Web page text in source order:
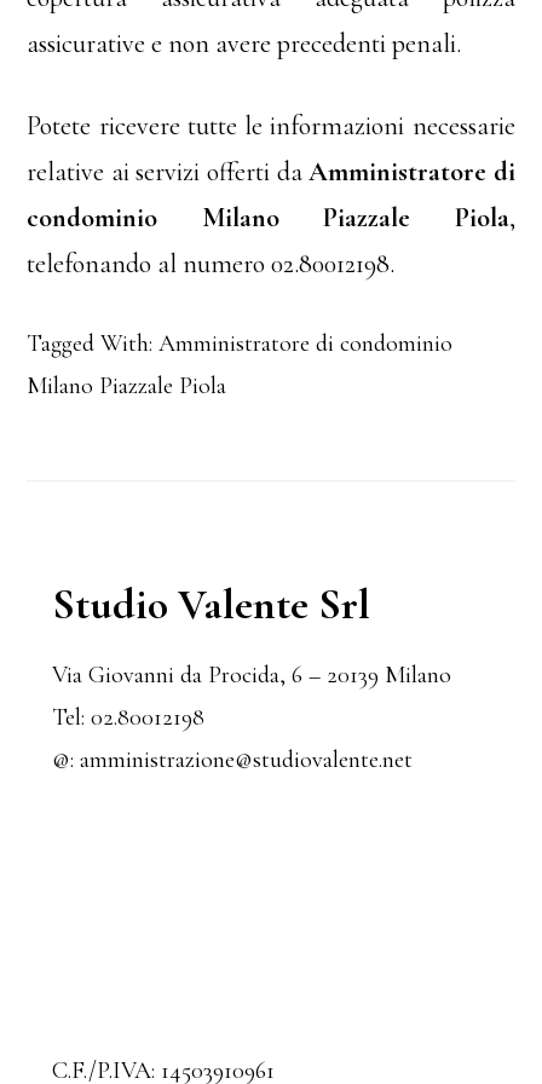
assicurative e non avere precedenti penali.
Potete ricevere tutte le informazioni necessarie
relative ai servizi offerti daAmministratore di
condominio Milano Piazzale Piola,
telefonando al numero 02.80012198.
Tagged With:Amministratore di condominio
Milano Piazzale Piola
Primary
Studio Valente Srl
Via Giovanni da Procida, 6 – 20139 Milano
Tel: 02.80012198
@: amministrazione@studiovalente.net
C.F./P.IVA: 14503910961